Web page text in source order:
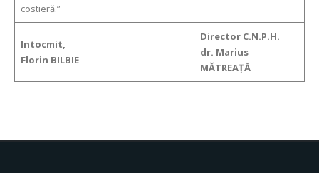
costieră.”
Intocmit,
Florin BILBIE
Director C.N.P.H.
dr. Marius
MĂTREAȚĂ